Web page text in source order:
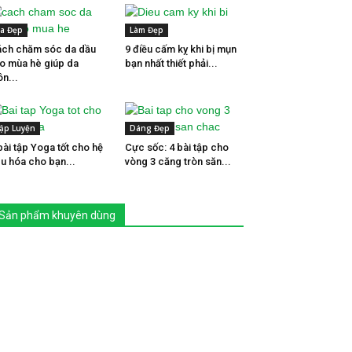
Đẹp
chăm sóc da dầu
mùa hè giúp da
Làm Đẹp
9 điều cấm kỵ khi bị mụn
bạn nhất thiết phải...
Luyện
tập Yoga tốt cho hệ
hóa cho bạn...
Dáng Đẹp
Cực sốc: 4 bài tập cho
vòng 3 căng tròn săn...
phẩm khuyên dùng